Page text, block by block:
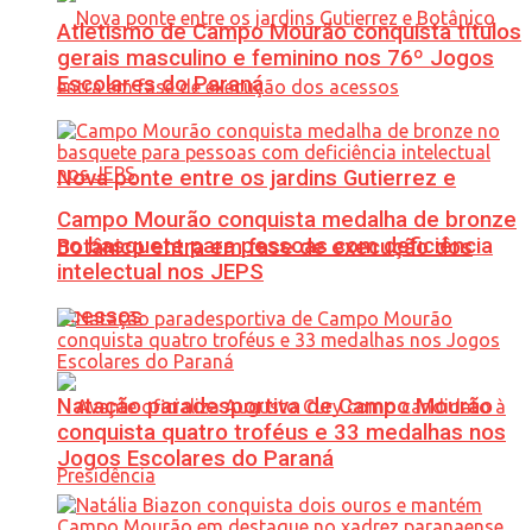
Nova ponte entre os jardins Gutierrez e
Botânico entra em fase de execução dos
acessos
Atletismo de Campo Mourão conquista títulos
gerais masculino e feminino nos 76º Jogos
Escolares do Paraná
Campo Mourão conquista medalha de bronze
no basquete para pessoas com deficiência
intelectual nos JEPS
Natação paradesportiva de Campo Mourão
conquista quatro troféus e 33 medalhas nos
Jogos Escolares do Paraná